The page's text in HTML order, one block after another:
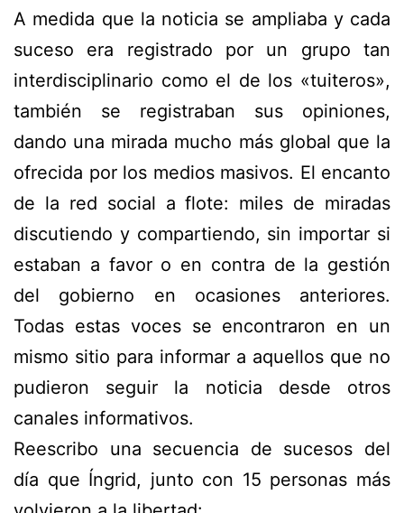
A medida que la noticia se ampliaba y cada
suceso era registrado por un grupo tan
interdisciplinario como el de los «tuiteros»,
también se registraban sus opiniones,
dando una mirada mucho más global que la
ofrecida por los medios masivos. El encanto
de la red social a flote: miles de miradas
discutiendo y compartiendo, sin importar si
estaban a favor o en contra de la gestión
del gobierno en ocasiones anteriores.
Todas estas voces se encontraron en un
mismo sitio para informar a aquellos que no
pudieron seguir la noticia desde otros
canales informativos.
Reescribo una secuencia de sucesos del
día que Íngrid, junto con 15 personas más